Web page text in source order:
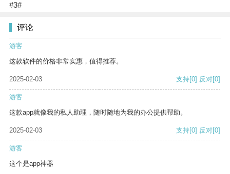
#3#
评论
游客
这款软件的价格非常实惠，值得推荐。
2025-02-03 支持[0] 反对[0]
游客
这款app就像我的私人助理，随时随地为我的办公提供帮助。
2025-02-03 支持[0] 反对[0]
游客
这个是app神器